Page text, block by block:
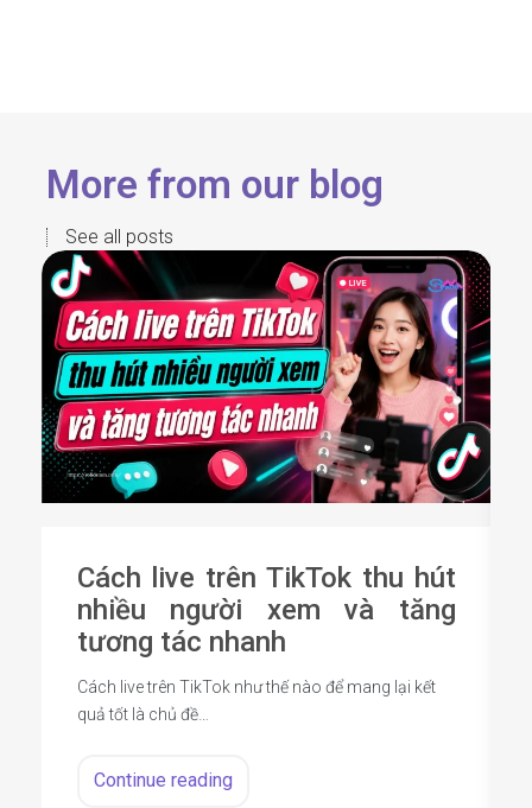
More from our blog
See all posts
Cách live trên TikTok thu hút
nhiều người xem và tăng
tương tác nhanh
Cách live trên TikTok như thế nào để mang lại kết
quả tốt là chủ đề…
Continue reading